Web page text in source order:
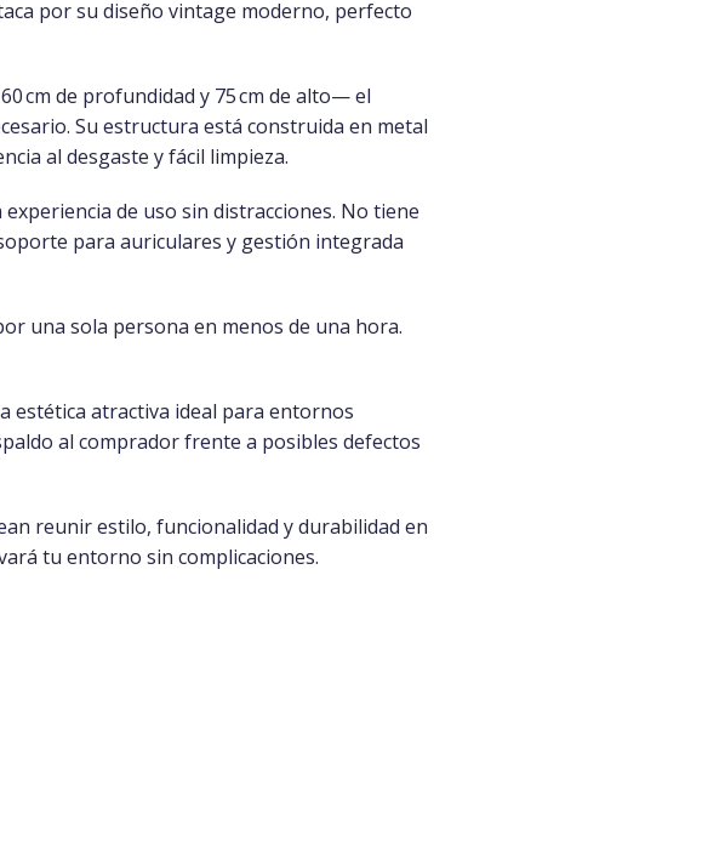
por su diseño vintage moderno, perfecto
cm de profundidad y 75 cm de alto— el
Su estructura está construida en metal
al desgaste y fácil limpieza.
de uso sin distracciones. No tiene
para auriculares y gestión integrada
una sola persona en menos de una hora.
estética atractiva ideal para entornos
al comprador frente a posibles defectos
reunir estilo, funcionalidad y durabilidad en
tu entorno sin complicaciones.